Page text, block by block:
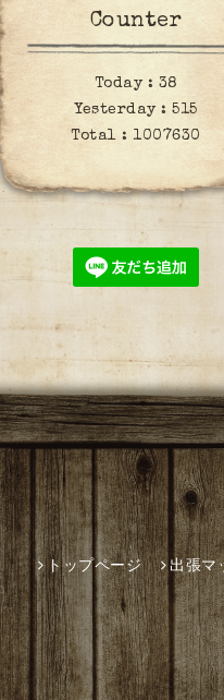
Counter
Today : 38
Yesterday :515
Total :1007630
トップページ 出張マ